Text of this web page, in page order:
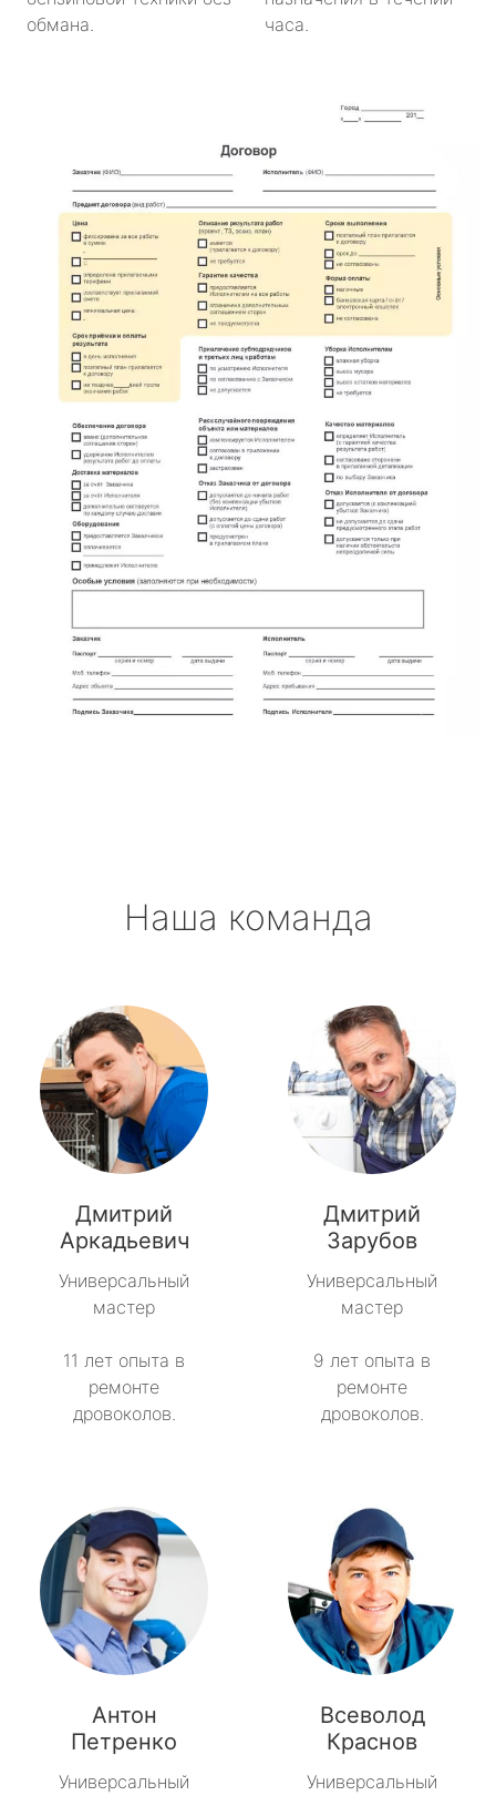
обмана.
часа.
Наша команда
Дмитрий
Аркадьевич
Универсальный
мастер
11 лет опыта в
ремонте
дровоколов.
Дмитрий
Зарубов
Универсальный
мастер
9 лет опыта в
ремонте
дровоколов.
Антон
Петренко
Универсальный
Всеволод
Краснов
Универсальный